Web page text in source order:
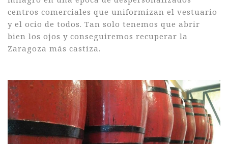
centros comerciales que uniformizan el vestuario
y el ocio de todos. Tan solo tenemos que abrir
bien los ojos y conseguiremos recuperar la
Zaragoza más castiza.